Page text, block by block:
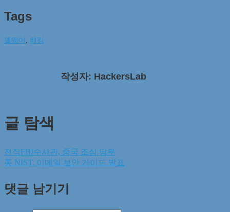
Tags
맬웨어 해킹
작성자: HackersLab
글 탐색
전직FBI수사관, 중국 조심 당부
美 NIST, 이메일 보안 가이드 발표
댓글 남기기